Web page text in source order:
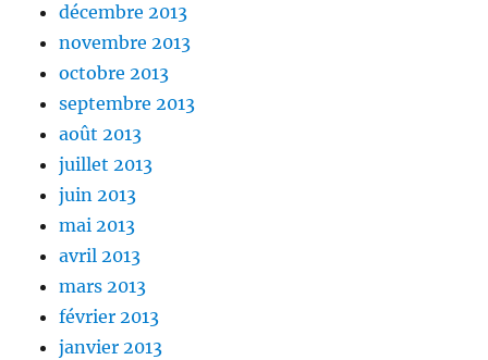
décembre 2013
novembre 2013
octobre 2013
septembre 2013
août 2013
juillet 2013
juin 2013
mai 2013
avril 2013
mars 2013
février 2013
janvier 2013